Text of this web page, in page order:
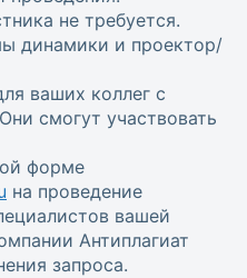
не требуется.
динамики и проектор/
ваших коллег с
смогут участвовать
форме
на проведение
вашей
Антиплагиат
запроса.